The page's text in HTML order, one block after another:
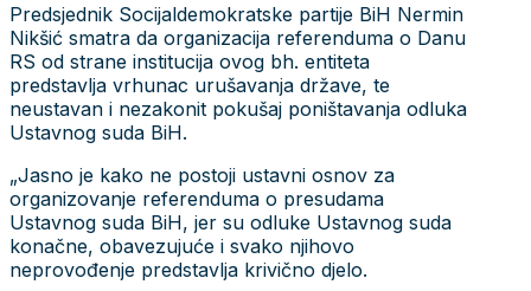
Predsjednik Socijaldemokratske partije BiH Nermin
Nikšić smatra da organizacija referenduma o Danu
RS od strane institucija ovog bh. entiteta
predstavlja vrhunac urušavanja države, te
neustavan i nezakonit pokušaj poništavanja odluka
Ustavnog suda BiH.
„Jasno je kako ne postoji ustavni osnov za
organizovanje referenduma o presudama
Ustavnog suda BiH, jer su odluke Ustavnog suda
konačne, obavezujuće i svako njihovo
neprovođenje predstavlja krivično djelo.